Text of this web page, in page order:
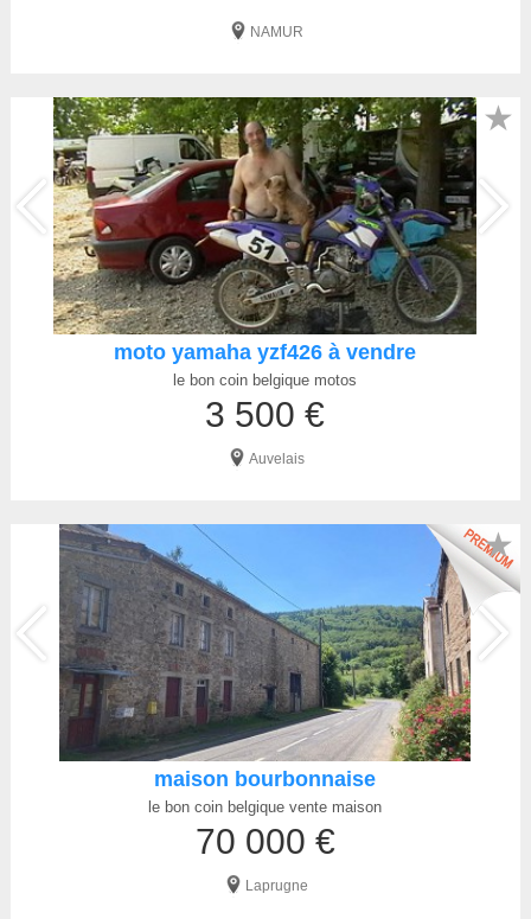
NAMUR
moto yamaha yzf426 à vendre
le bon coin belgique motos
3 500 €
Auvelais
★
maison bourbonnaise
le bon coin belgique vente maison
70 000 €
Laprugne
★